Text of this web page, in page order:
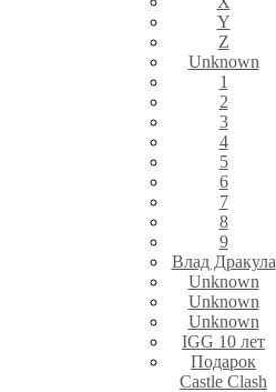
Y
Z
Unknown
1
2
3
4
5
6
7
8
9
Влад Дракула
Unknown
Unknown
Unknown
IGG 10 лет
Подарок
Castle Clash